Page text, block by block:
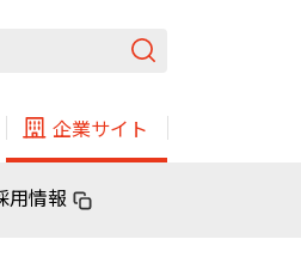
企業サイト
ービス
用情報